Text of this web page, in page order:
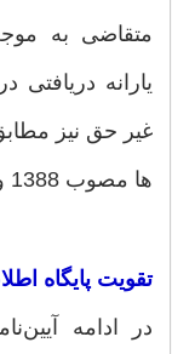
متقاضی به
یارانه
ها مصوب 1388 و آیین نامه اجرایی آن اقدام خواهد شد.
تقویت پایگاه
در ادامه